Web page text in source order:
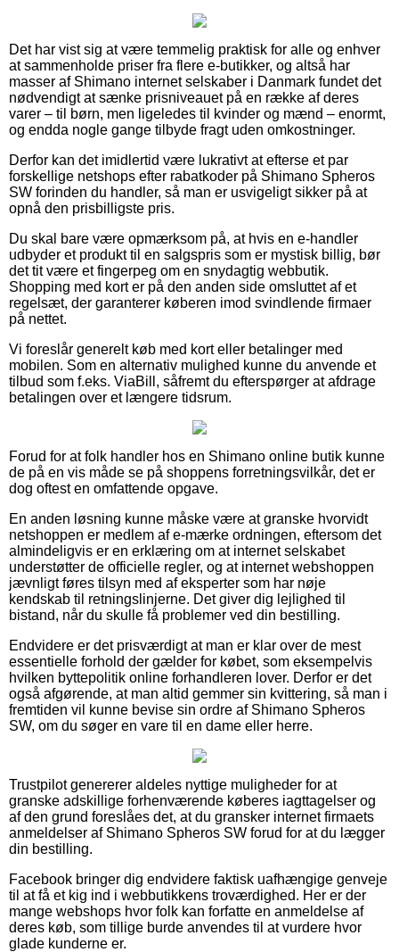
Det har vist sig at være temmelig praktisk for alle og enhver
at sammenholde priser fra flere e-butikker, og altså har
masser af Shimano internet selskaber i Danmark fundet det
nødvendigt at sænke prisniveauet på en række af deres
varer – til børn, men ligeledes til kvinder og mænd – enormt,
og endda nogle gange tilbyde fragt uden omkostninger.
Derfor kan det imidlertid være lukrativt at efterse et par
forskellige netshops efter rabatkoder på Shimano Spheros
SW forinden du handler, så man er usvigeligt sikker på at
opnå den prisbilligste pris.
Du skal bare være opmærksom på, at hvis en e-handler
udbyder et produkt til en salgspris som er mystisk billig, bør
det tit være et fingerpeg om en snydagtig webbutik.
Shopping med kort er på den anden side omsluttet af et
regelsæt, der garanterer køberen imod svindlende firmaer
på nettet.
Vi foreslår generelt køb med kort eller betalinger med
mobilen. Som en alternativ mulighed kunne du anvende et
tilbud som f.eks. ViaBill, såfremt du efterspørger at afdrage
betalingen over et længere tidsrum.
Forud for at folk handler hos en Shimano online butik kunne
de på en vis måde se på shoppens forretningsvilkår, det er
dog oftest en omfattende opgave.
En anden løsning kunne måske være at granske hvorvidt
netshoppen er medlem af e-mærke ordningen, eftersom det
almindeligvis er en erklæring om at internet selskabet
understøtter de officielle regler, og at internet webshoppen
jævnligt føres tilsyn med af eksperter som har nøje
kendskab til retningslinjerne. Det giver dig lejlighed til
bistand, når du skulle få problemer ved din bestilling.
Endvidere er det prisværdigt at man er klar over de mest
essentielle forhold der gælder for købet, som eksempelvis
hvilken byttepolitik online forhandleren lover. Derfor er det
også afgørende, at man altid gemmer sin kvittering, så man i
fremtiden vil kunne bevise sin ordre af Shimano Spheros
SW, om du søger en vare til en dame eller herre.
Trustpilot genererer aldeles nyttige muligheder for at
granske adskillige forhenværende køberes iagttagelser og
af den grund foreslåes det, at du gransker internet firmaets
anmeldelser af Shimano Spheros SW forud for at du lægger
din bestilling.
Facebook bringer dig endvidere faktisk uafhængige genveje
til at få et kig ind i webbutikkens troværdighed. Her er der
mange webshops hvor folk kan forfatte en anmeldelse af
deres køb, som tillige burde anvendes til at vurdere hvor
glade kunderne er.